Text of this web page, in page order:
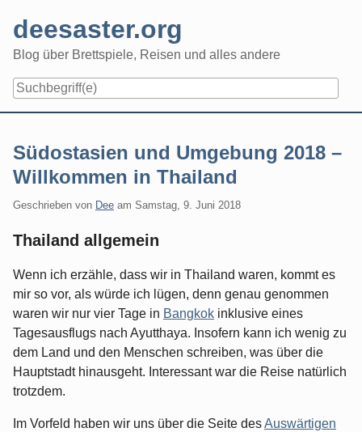
content
deesaster.org
Blog über Brettspiele, Reisen und alles andere
Südostasien und Umgebung 2018 –
Willkommen in Thailand
Geschrieben von Dee am Samstag, 9. Juni 2018
Thailand allgemein
Wenn ich erzähle, dass wir in Thailand waren, kommt es
mir so vor, als würde ich lügen, denn genau genommen
waren wir nur vier Tage in Bangkok inklusive eines
Tagesausflugs nach Ayutthaya. Insofern kann ich wenig zu
dem Land und den Menschen schreiben, was über die
Hauptstadt hinausgeht. Interessant war die Reise natürlich
trotzdem.
Im Vorfeld haben wir uns über die Seite desAuswärtigen